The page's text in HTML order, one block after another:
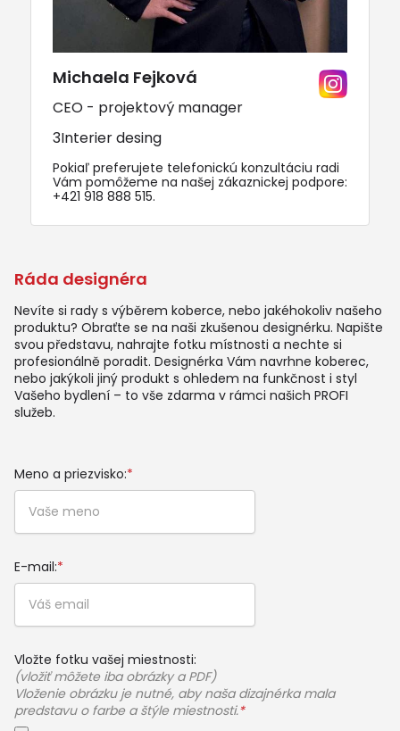
Ráda designéra
Nevíte si rady s výběrem koberce, nebo jakéhokoliv našeho
produktu? Obraťte se na naši zkušenou designérku. Napište
svou představu, nahrajte fotku místnosti a nechte si
profesionálně poradit. Designérka Vám navrhne koberec,
nebo jakýkoli jiný produkt s ohledem na funkčnost i styl
Vašeho bydlení – to vše zdarma v rámci našich PROFI
služeb.
Meno a priezvisko:*
E-mail:*
Vložte fotku vašej miestnosti:
(vložiť môžete iba obrázky a PDF)
Vloženie obrázku je nutné, aby naša dizajnérka mala
predstavu o farbe a štýle miestnosti.*
Michaela Fejková
CEO - projektový manager
3Interier desing
Pokiaľ preferujete telefonickú konzultáciu radi
Vám pomôžeme na našej zákaznickej podpore:
+421 918 888 515.